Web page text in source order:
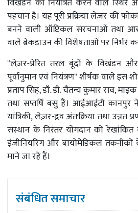
पहचान है। यह पूरी प्रक्रिया लेज़र की
बनने वाली ऑप्टिकल संरचनाओं तथा
वाले ब्रेकडाउन की विशेषताओं पर निर्भर
"लेज़र-प्रेरित तरल बूंदों के विखंडन
पूर्वानुमान एवं नियंत्रण" शीर्षक वाले
प्रताप सिंह, डॉ. डी. चैतन्य कुमार राव,
तथा सप्तर्षि बसु हैं। आईआईटी कानपुर
यांत्रिकी, लेज़र-द्रव अंतःक्रिया तथा उन्नत
संस्थान के निरंतर योगदान को
इंजीनियरिंग और बायोमेडिकल
माने जा रहे हैं।
संबंधित समाचार